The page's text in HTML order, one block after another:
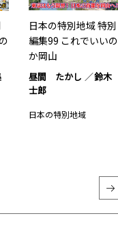
日本の特別地域 特別
編集99 これでいいの
か岡山
昼間 たかし
鈴木
士郎
日本の特別地域